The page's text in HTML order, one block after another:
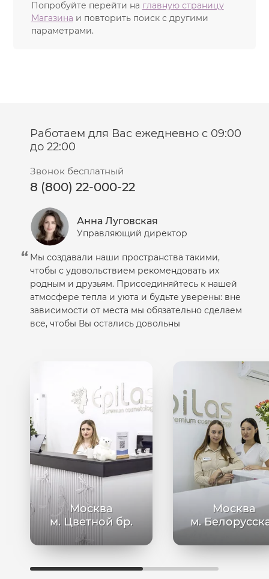
проведении глубокой чистки кожи
Смягчение кожи, что облегчает удаление угрей во
время обработки в салоне
то есть в косметологической клинике и дома, строго
в соответствии с прилагаемыми инструкциями и
Попробуйте перейти на главную страницу
Магазина и повторить поиск с другими
параметрами.
Работаем для Вас ежедневно с 09:00
до 22:00
Звонок бесплатный
8 (800) 22-000-22
Анна Луговская
Управляющий директор
Мы создавали наши пространства такими,
чтобы с удовольствием рекомендовать их
родным и друзьям. Присоединяйтесь к нашей
атмосфере тепла и уюта и будьте уверены: вне
зависимости от места мы обязательно сделаем
все, чтобы Вы остались довольны